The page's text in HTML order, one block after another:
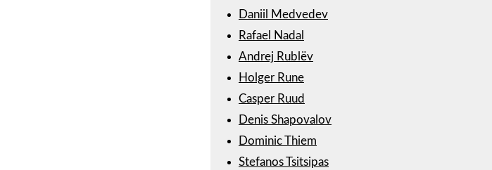
Daniil Medvedev
Rafael Nadal
Andrej Rublëv
Holger Rune
Casper Ruud
Denis Shapovalov
Dominic Thiem
Stefanos Tsitsipas